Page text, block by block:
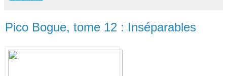
Pico Bogue, tome 12 : Inséparables